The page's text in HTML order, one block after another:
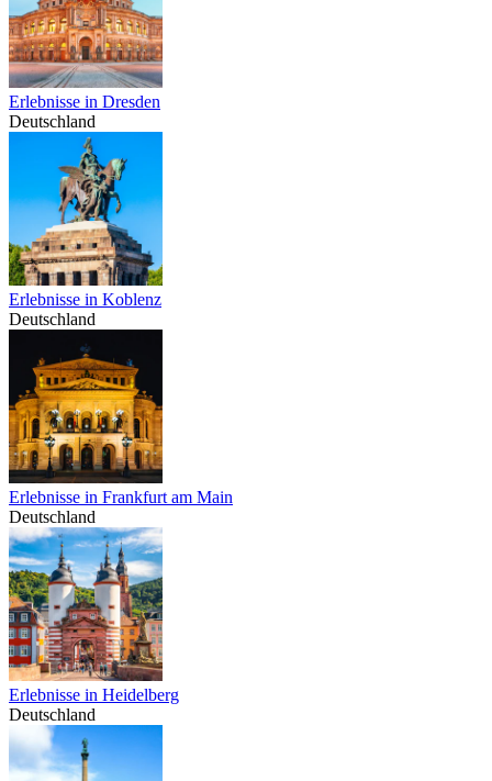
Erlebnisse in Dresden
Deutschland
Erlebnisse in Koblenz
Deutschland
Erlebnisse in Frankfurt am Main
Deutschland
Erlebnisse in Heidelberg
Deutschland